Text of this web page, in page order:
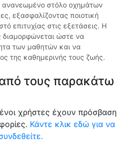
ανανεωμένο στόλο οχημάτων
εξασφαλίζοντας ποιοτική
επιτυχίας στις εξετάσεις. Η
διαμορφώνεται ώστε να
των μαθητών και να
της καθημερινής τους ζωής.
τους παρακάτω
χρήστες έχουν πρόσβαση
Κάντε κλικ εδώ για να